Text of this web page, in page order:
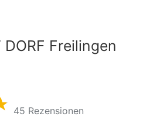
DORF Freilingen
45 Rezensionen